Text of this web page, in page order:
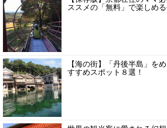
ススメの「無料」で楽しめ
【海の街】「丹後半島」を
すすめスポット８選！